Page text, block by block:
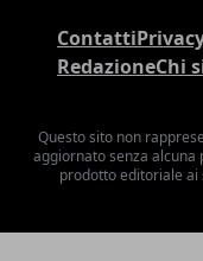
Contatti
RedazioneChi
Questo sito non
aggiornato senza
prodotto editoriale ai